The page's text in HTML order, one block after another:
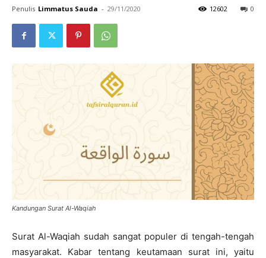
Penulis Limmatus Sauda - 29/11/2020 0
12602
Kandungan Surat Al-Waqiah
Surat Al-Waqiah sudah sangat populer di tengah-tengah
masyarakat. Kabar tentang keutamaan surat ini, yaitu